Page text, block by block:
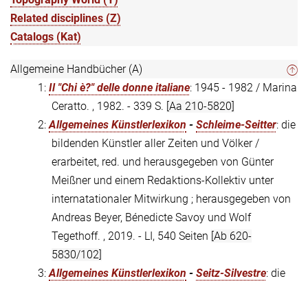
Related disciplines (Z)
Catalogs (Kat)
Allgemeine Handbücher (A)
1: Il "Chi è?" delle donne italiane: 1945 - 1982 / Marina
Ceratto. , 1982. - 339 S. [Aa 210-5820]
2:Allgemeines Künstlerlexikon - Schleime-Seitter: die
bildenden Künstler aller Zeiten und Völker /
erarbeitet, red. und herausgegeben von Günter
Meißner und einem Redaktions-Kollektiv unter
internatationaler Mitwirkung ; herausgegeben von
Andreas Beyer, Bénedicte Savoy und Wolf
Tegethoff. , 2019. - LI, 540 Seiten [Ab 620-
5830/102]
3:Allgemeines Künstlerlexikon - Seitz-Silvestre: die